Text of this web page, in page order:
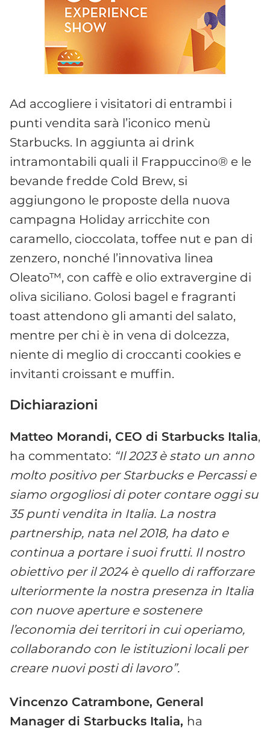
Ad accogliere i visitatori di entrambi i
punti vendita sarà l’iconico menù
Starbucks. In aggiunta ai drink
intramontabili quali il Frappuccino® e le
bevande fredde Cold Brew, si
aggiungono le proposte della nuova
campagna Holiday arricchite con
caramello, cioccolata, toffee nut e pan di
zenzero, nonché l’innovativa linea
Oleato™, con caffè e olio extravergine di
oliva siciliano. Golosi bagel e fragranti
toast attendono gli amanti del salato,
mentre per chi è in vena di dolcezza,
niente di meglio di croccanti cookies e
invitanti croissant e muffin.
Dichiarazioni
Matteo Morandi, CEO di Starbucks Italia,
ha commentato: “Il 2023 è stato un anno
molto positivo per Starbucks e Percassi e
siamo orgogliosi di poter contare oggi su
35 punti vendita in Italia. La nostra
partnership, nata nel 2018, ha dato e
continua a portare i suoi frutti. Il nostro
obiettivo per il 2024 è quello di rafforzare
ulteriormente la nostra presenza in Italia
con nuove aperture e sostenere
l’economia dei territori in cui operiamo,
collaborando con le istituzioni locali per
creare nuovi posti di lavoro”.
Vincenzo Catrambone, General
Manager di Starbucks Italia, ha